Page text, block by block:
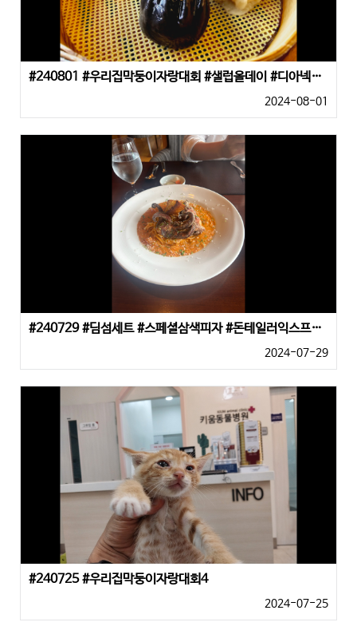
#240801 #우리집막둥이자랑대회 #샐럽올데이 #디아넥스호텔레스토랑 #딤섬
2024-08-01
#240729 #딤섬세트 #스페셜삼색피자 #돈테일러익스프레스
2024-07-29
#240725 #우리집막둥이자랑대회4
2024-07-25